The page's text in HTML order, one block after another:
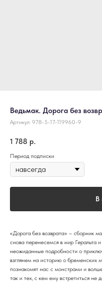
Ведьмак. Дорога без
Артикул: 978-5-17-119960-9
1 788 р.
Период подписки
В
«Дорога без возврата» – сборник
снова перенесемся в мир
неожиданные подробности о
взглянем на историю о бременских
познакомят нас с монстрами и
так и тех, с кем ему встретиться не